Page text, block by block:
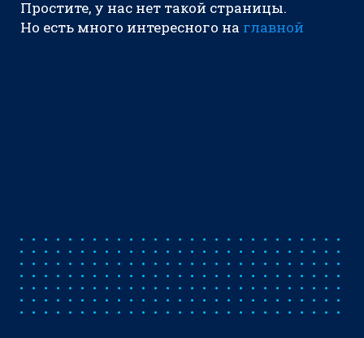
Простите, у нас нет такой страницы.
Но есть много интересного на главной